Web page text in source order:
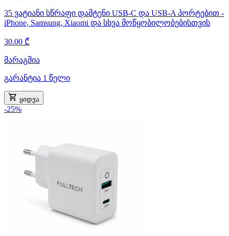
35 ვატიანი სწრაფი დამტენი USB-C და USB-A პორტებით -
iPhone, Samsung, Xiaomi და სხვა მოწყობილობებისთვის
30.00 ₾
მარაგშია
გარანტია 1 წელი
ყიდვა
-25%